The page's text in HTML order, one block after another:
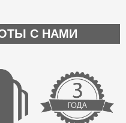
С НАМИ